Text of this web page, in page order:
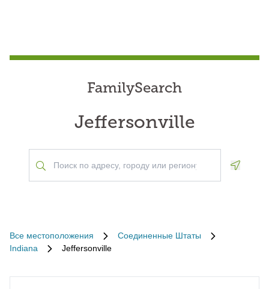
FamilySearch
Jeffersonville
Все местоположения
Соединенные Штаты
Indiana
Jeffersonville